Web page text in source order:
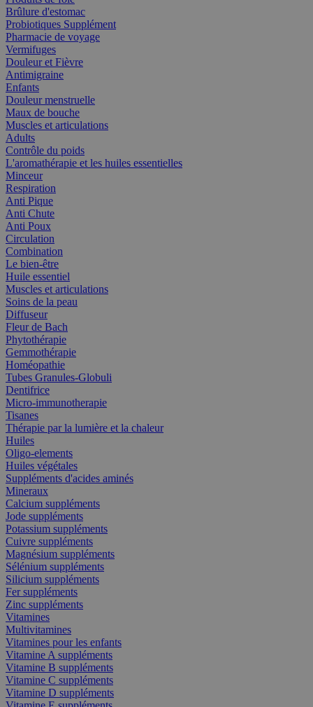
Brûlure d'estomac
Probiotiques Supplément
Pharmacie de voyage
Vermifuges
Douleur et Fièvre
Antimigraine
Enfants
Douleur menstruelle
Maux de bouche
Muscles et articulations
Adults
Contrôle du poids
L'aromathérapie et les huiles essentielles
Minceur
Respiration
Anti Pique
Anti Chute
Anti Poux
Circulation
Combination
Le bien-être
Huile essentiel
Muscles et articulations
Soins de la peau
Diffuseur
Fleur de Bach
Phytothérapie
Gemmothérapie
Homéopathie
Tubes Granules-Globuli
Dentifrice
Micro-immunotherapie
Tisanes
Thérapie par la lumière et la chaleur
Huiles
Oligo-elements
Huiles végétales
Suppléments d'acides aminés
Mineraux
Calcium suppléments
Jode suppléments
Potassium suppléments
Cuivre suppléments
Magnésium suppléments
Sélénium suppléments
Silicium suppléments
Fer suppléments
Zinc suppléments
Vitamines
Multivitamines
Vitamines pour les enfants
Vitamine A suppléments
Vitamine B suppléments
Vitamine C suppléments
Vitamine D suppléments